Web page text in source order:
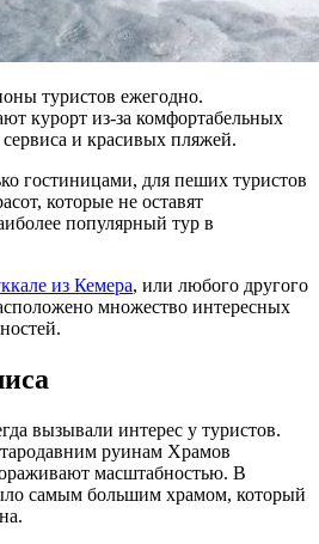
туристов ежегодно.
курорт из-за комфортабельных
и красивых пляжей.
гостиницами, для пеших туристов
которые не оставят
популярный тур в
из Кемера, или любого другого
множество интересных
вызывали интерес у туристов.
руинам Храмов
масштабностью. В
самым большим храмом, который